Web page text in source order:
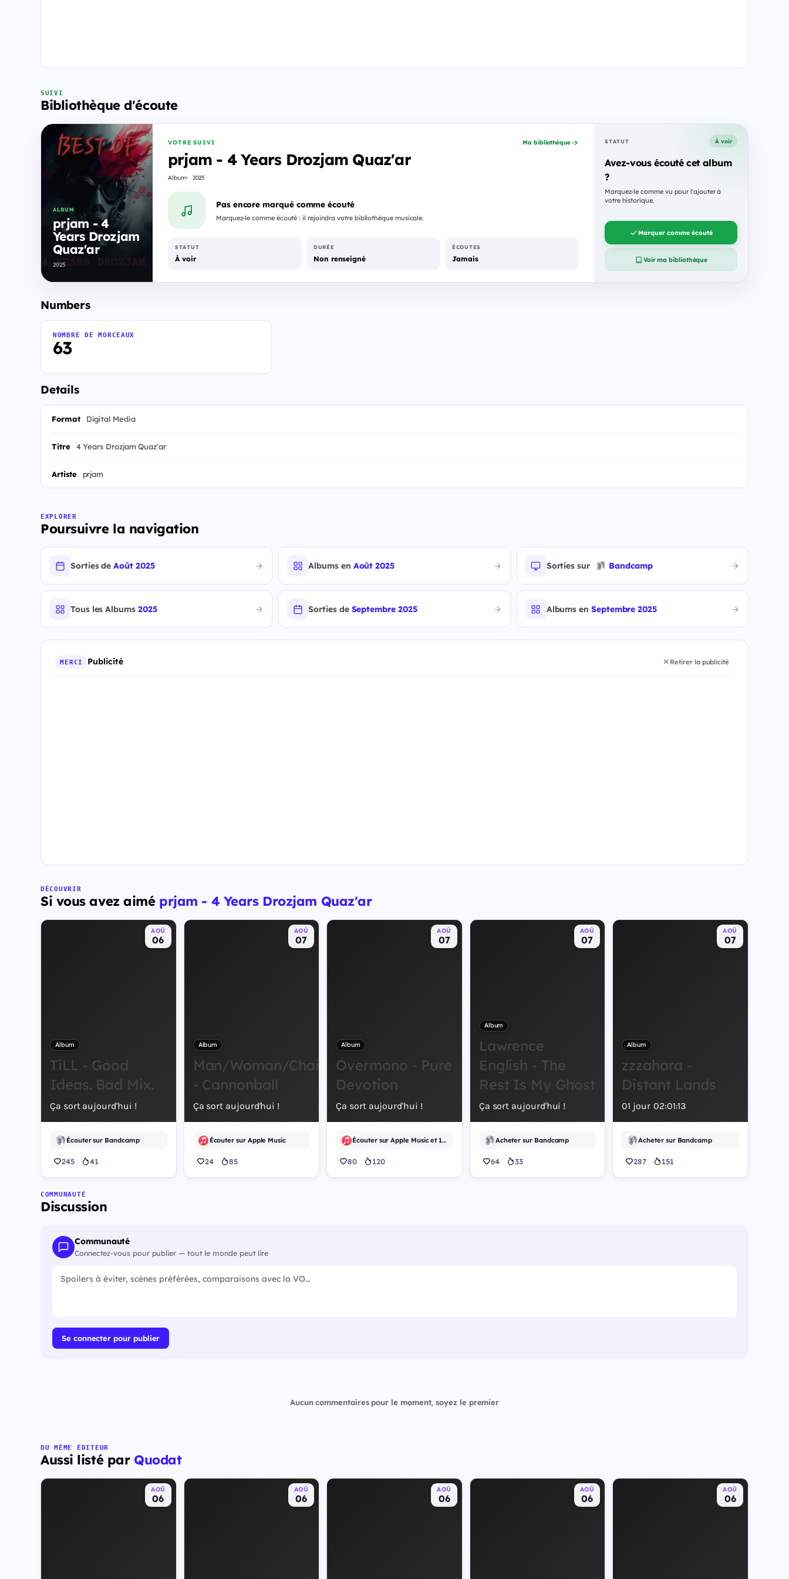
SUIVI
Bibliothèque d'écoute
ALBUM
prjam - 4
Years Drozjam
Quaz'ar
2025
VOTRE SUIVI
prjam - 4 Years Drozjam Quaz'ar
Album 2025
Ma bibliothèque
Pas encore marqué comme écouté
Marquez-le comme écouté : il rejoindra votre bibliothèque musicale.
STATUT
À voir
DURÉE
Non renseigné
ÉCOUTES
Jamais
STATUT À voir
Avez-vous écouté cet album
?
Marquez-le comme vu pour l'ajouter à
votre historique.
Marquer comme écouté
Voir ma bibliothèque
Numbers
63
NOMBRE DE MORCEAUX
Details
Format Digital Media
Titre 4 Years Drozjam Quaz'ar
Artiste prjam
EXPLORER
Poursuivre la navigation
Sorties deAoût 2025 Albums en Août 2025 Sorties sur Bandcamp
Tous les Albums 2025 Sorties de Septembre 2025 Albums en Septembre 2025
MERCI Publicité Retirer la publicité
DÉCOUVRIR
Si vous avez aimé prjam - 4 Years Drozjam Quaz'ar
AOÛ
06
Album
TiLL - Good
Ideas. Bad Mix.
Ça sort aujourd'hui !
Écouter sur Bandcamp
245 41
AOÛ
07
Album
Man/Woman/Chainsaw
- Cannonball
Ça sort aujourd'hui !
Écouter sur Apple Music
24 85
AOÛ
07
Album
Overmono - Pure
Devotion
Ça sort aujourd'hui !
Écouter sur Apple Music et 1 autre
80 120
AOÛ
07
Album
Lawrence
English - The
Rest Is My Ghost
Ça sort aujourd'hui !
Acheter sur Bandcamp
64 33
AOÛ
07
Album
zzzahara -
Distant Lands
01 jour 02:01:12
Acheter sur Bandcamp
287 151
COMMUNAUTÉ
Discussion
Communauté
Connectez-vous pour publier — tout le monde peut lire
Se connecter pour publier
Aucun commentaires pour le moment, soyez le premier
DU MÊME ÉDITEUR
Aussi listé par Quodat
AOÛ
06
AOÛ
06
AOÛ
06
AOÛ
06
AOÛ
06